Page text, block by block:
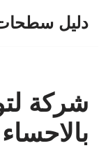
دليل
شركة